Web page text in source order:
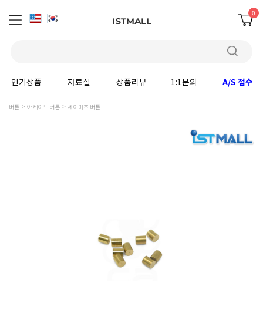
0
인기상품 자료실 상품리뷰 1:1문의 A/S 접수
버튼 아케이드 버튼 세이미츠 버튼